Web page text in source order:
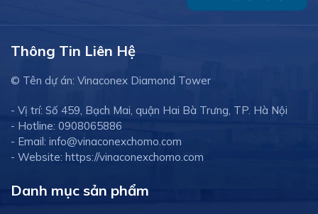
Thông Tin Liên Hệ
© Tên dự án: Vinaconex Diamond Tower
- Vị trí: Số 459, Bạch Mai, quận Hai Bà Trưng, TP. Hà Nội
- Hotline: 0908065886
- Email: info@vinaconexchomo.com
- Website: https://vinaconexchomo.com
Danh mục sản phẩm